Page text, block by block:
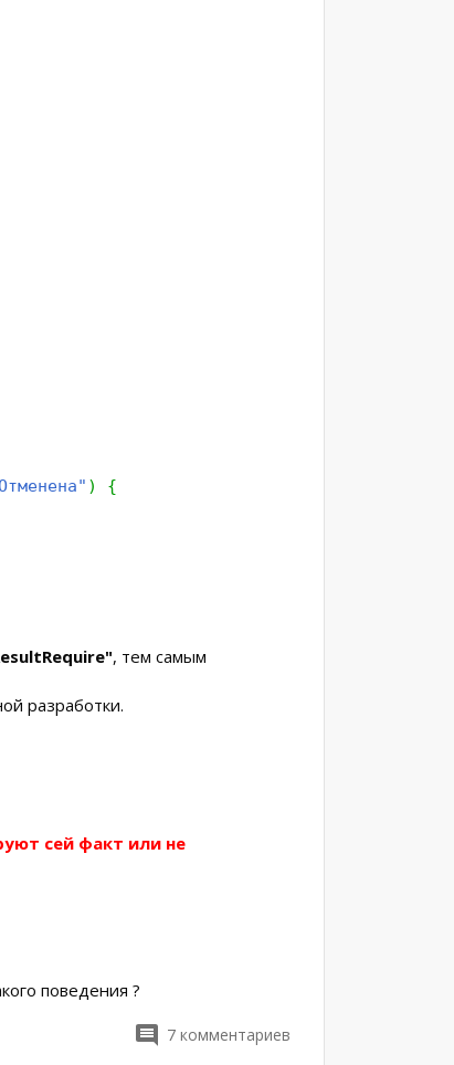
)
{
, тем самым
разработки.
сей факт или не
поведения ?
7 комментариев